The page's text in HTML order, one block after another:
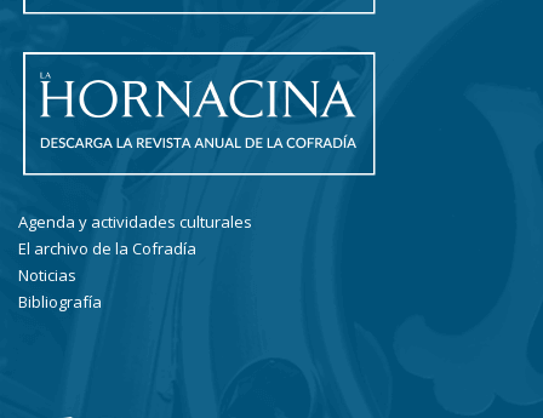
Agenda y actividades culturales
El archivo de la Cofradía
Noticias
Bibliografía